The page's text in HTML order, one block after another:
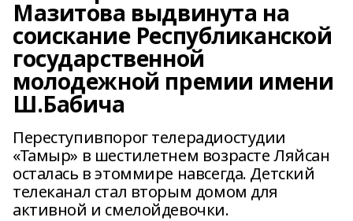
Мазитова выдвинута на
соискание Республиканской
государственной
молодежной премии имени
Ш.Бабича
Переступивпорог телерадиостудии
«Тамыр» в шестилетнем возрасте Ляйсан
осталась в этоммире навсегда. Детский
телеканал стал вторым домом для
активной и смелойдевочки.